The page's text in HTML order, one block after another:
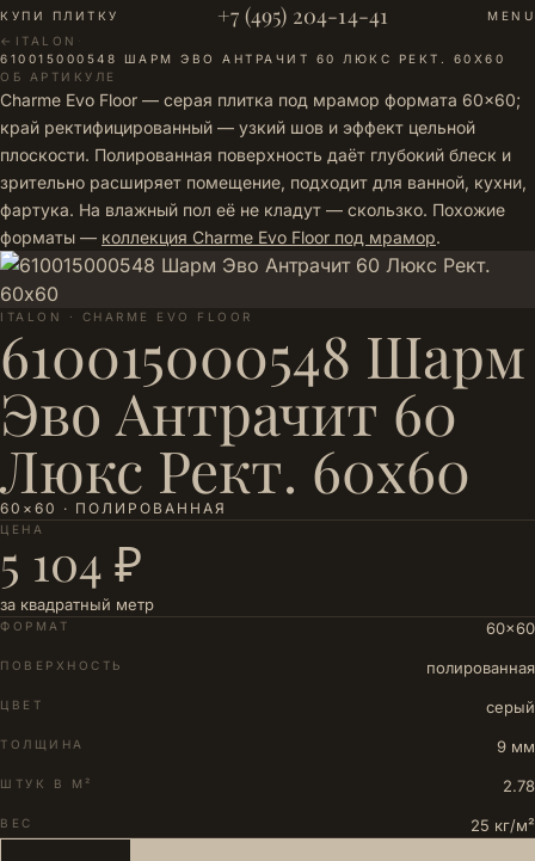
КУПИ ПЛИТКУ +7 (495) 204-14-41
MENU
← ITALON ·
610015000548 ШАРМ ЭВО АНТРАЧИТ 60 ЛЮКС РЕКТ. 60Х60
ОБ АРТИКУЛЕ
Charme Evo Floor — серая плитка под мрамор формата 60×60;
край ректифицированный — узкий шов и эффект цельной
плоскости. Полированная поверхность даёт глубокий блеск и
зрительно расширяет помещение, подходит для ванной, кухни,
фартука. На влажный пол её не кладут — скользко. Похожие
форматы — коллекция Charme Evo Floor под мрамор.
ITALON · CHARME EVO FLOOR
610015000548 Шарм
Эво Антрачит 60
Люкс Рект. 60х60
60×60 · ПОЛИРОВАННАЯ
ЦЕНА
5 104 ₽
за квадратный метр
ФОРМАТ 60×60
ПОВЕРХНОСТЬ полированная
ЦВЕТ серый
ТОЛЩИНА 9 мм
ШТУК В М² 2.78
ВЕС 25 кг/м²